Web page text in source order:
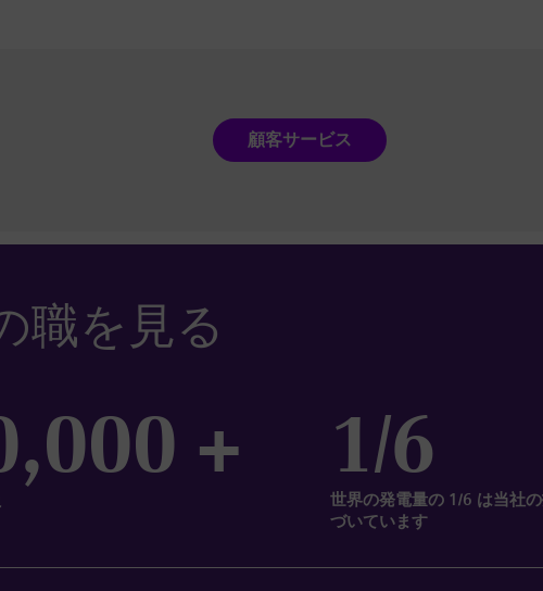
顧客サービス
職を見る
+ 1/6
世界の発電量の 1/6 は当社
づいています